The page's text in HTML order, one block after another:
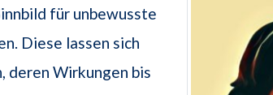
für unbewusste
Diese lassen sich
deren Wirkungen bis